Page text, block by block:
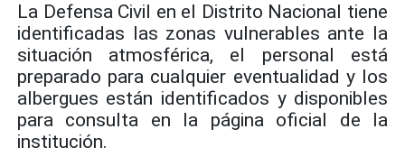
La Defensa Civil en el Distrito Nacional tiene
identificadas las zonas vulnerables ante la
situación atmosférica, el personal está
preparado para cualquier eventualidad y los
albergues están identificados y disponibles
para consulta en la página oficial de la
institución.